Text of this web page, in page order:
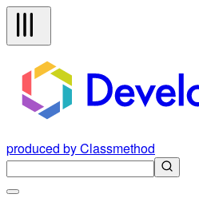
produced by Classmethod